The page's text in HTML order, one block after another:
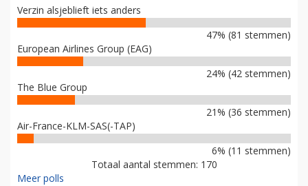
Verzin alsjeblieft iets anders
47% (81 stemmen)
European Airlines Group (EAG)
24% (42 stemmen)
The Blue Group
21% (36 stemmen)
Air-France-KLM-SAS(-TAP)
6% (11 stemmen)
Totaal aantal stemmen: 170
Meer polls